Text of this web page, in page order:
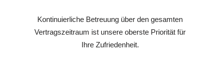
Kontinuierliche Betreuung über den gesamten
Vertragszeitraum ist unsere oberste Priorität für
Ihre Zufriedenheit.